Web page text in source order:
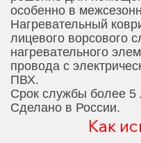
особенно в
Нагревательный
лицевого ворсового
нагревательного
провода с
ПВХ.
Срок службы более 5
Сделано в России.
Как